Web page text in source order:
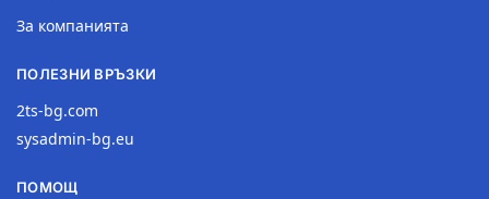
За компанията
ПОЛЕЗНИ ВРЪЗКИ
2ts-bg.com
sysadmin-bg.eu
ПОМОЩ